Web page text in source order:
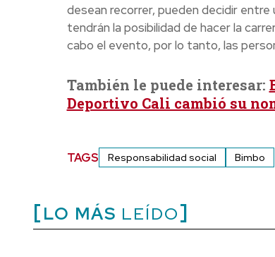
desean recorrer, pueden decidir
tendrán la posibilidad de hacer la
cabo el evento, por lo tanto, las
También le puede interesar:
Deportivo Cali cambió su
TAGS Responsabilidad social Bimbo
LO MÁS LEÍDO